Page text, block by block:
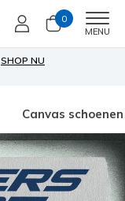
0
MENU
SHOP NU
Canvas schoenen